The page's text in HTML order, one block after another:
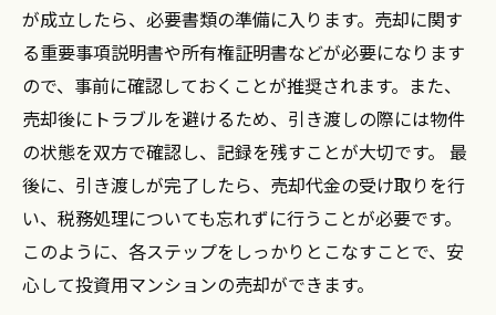
が成立したら、必要書類の準備に入ります。売却に関す
る重要事項説明書や所有権証明書などが必要になります
ので、事前に確認しておくことが推奨されます。また、
売却後にトラブルを避けるため、引き渡しの際には物件
の状態を双方で確認し、記録を残すことが大切です。 最
後に、引き渡しが完了したら、売却代金の受け取りを行
い、税務処理についても忘れずに行うことが必要です。
このように、各ステップをしっかりとこなすことで、安
心して投資用マンションの売却ができます。